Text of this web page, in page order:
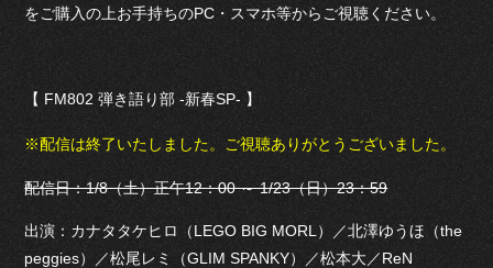
をご購入の上お手持ちのPC・スマホ等からご視聴ください。
【 FM802 弾き語り部 -新春SP- 】
※配信は終了いたしました。ご視聴ありがとうございました。
配信日：1/8（土）正午12：00 ～ 1/23（日）23：59
出演：カナタタケヒロ（LEGO BIG MORL）／北澤ゆうほ（the
peggies）／松尾レミ（GLIM SPANKY）／松本大／ReN